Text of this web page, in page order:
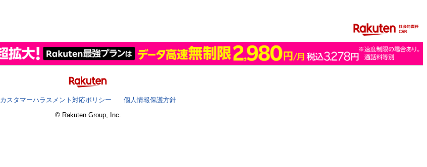
カスタマーハラスメント対応ポリシー
個人情報保護方針
© Rakuten Group, Inc.